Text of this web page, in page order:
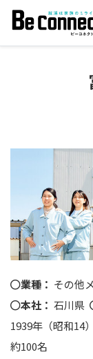
業種： その他
本社： 石川県
1939年（昭和14）
約100名